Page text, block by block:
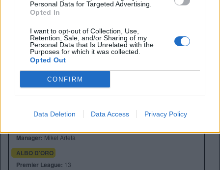
Personal Data for Targeted Advertising.
Opted In
I want to opt-out of Collection, Use,
Retention, Sale, and/or Sharing of my
Personal Data that Is Unrelated with the
Purposes for which it was collected.
Opted Out
CONFIRM
Data Deletion Data Access Privacy Policy
Anno di Fondazione:1886 come Dial Square
Londra
Manager: Mikel Arteta
ALBO D'ORO
Premier League: 13